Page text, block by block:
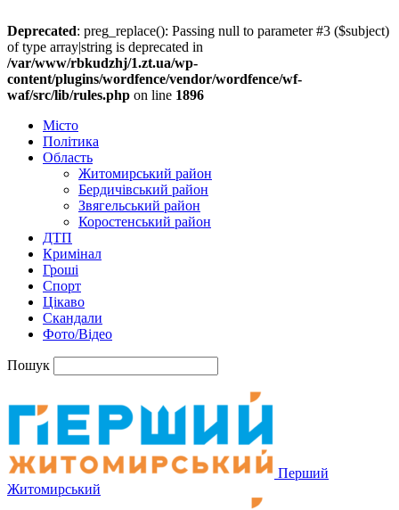
Deprecated: preg_replace(): Passing null to parameter #3 ($subject)
of type array|string is deprecated in
/var/www/rbkudzhj/1.zt.ua/wp-
content/plugins/wordfence/vendor/wordfence/wf-
waf/src/lib/rules.php on line 1896
Місто
Політика
Область
Житомирський район
Бердичівський район
Звягельський район
Коростенський район
ДТП
Кримінал
Гроші
Спорт
Цікаво
Скандали
Фото/Відео
Пошук
Перший
Житомирський